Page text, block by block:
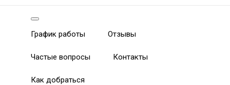
График работы Отзывы
Частые вопросы Контакты
Как добраться